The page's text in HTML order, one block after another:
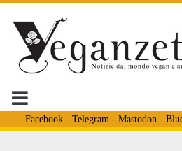
Facebook- Telegram - Mastodon -